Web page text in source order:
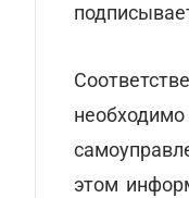
необходимо
этом